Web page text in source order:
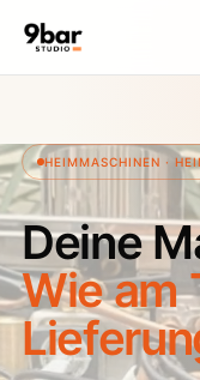
HEIMMASCHINEN ·
Deine
Wie am